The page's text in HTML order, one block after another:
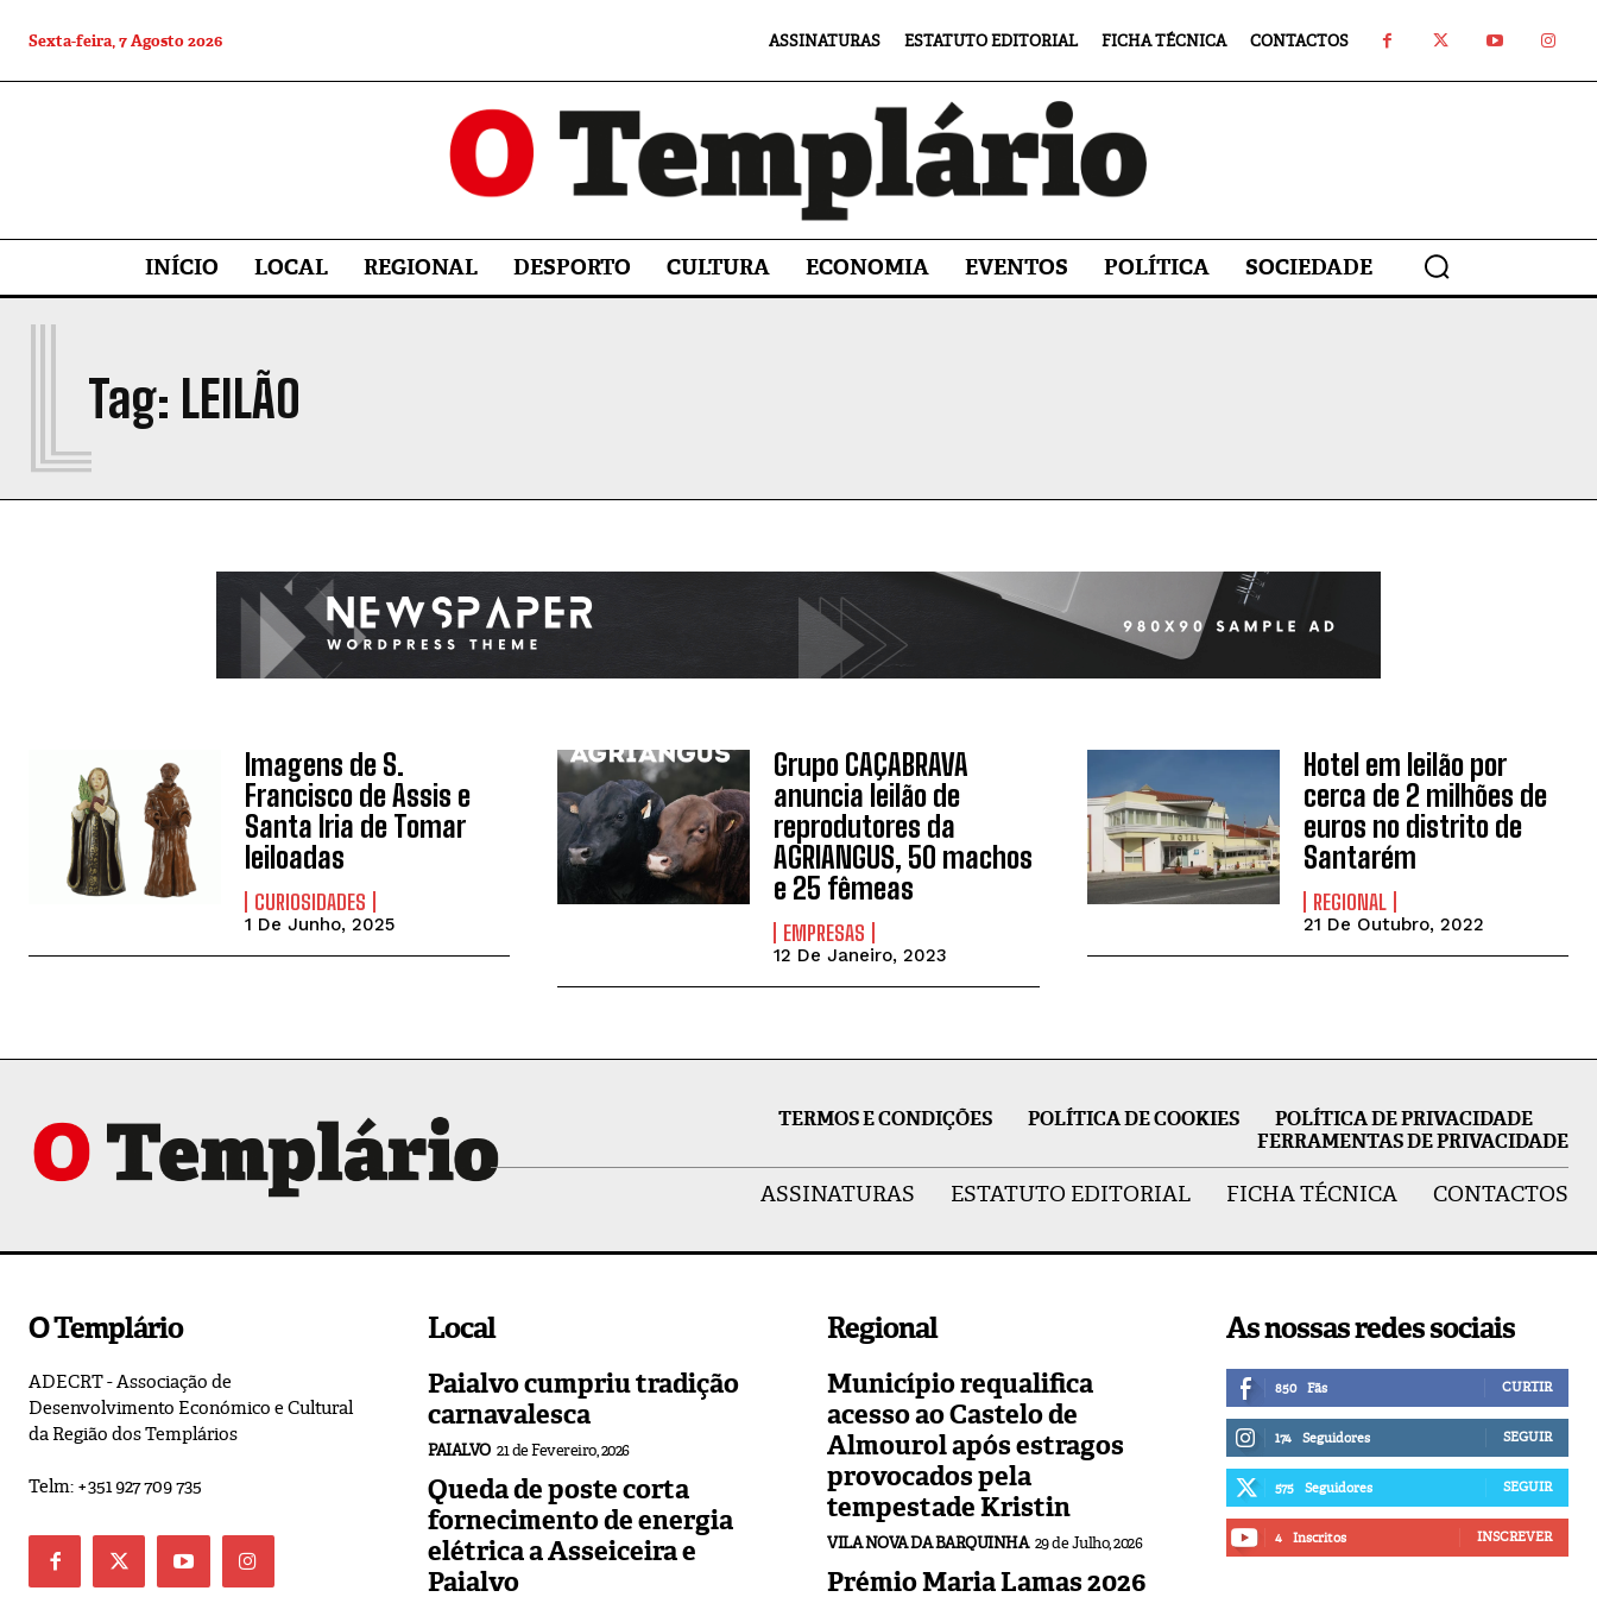
Sexta-feira, 7 Agosto 2026 ASSINATURAS ESTATUTO EDITORIAL FICHA TÉCNICA CONTACTOS
INÍCIO LOCAL REGIONAL DESPORTO CULTURA ECONOMIA EVENTOS POLÍTICA SOCIEDADE
Tag: LEILÃO
L
Imagens de S.
Francisco de Assis e
Santa Iria de Tomar
leiloadas
CURIOSIDADES
1 De Junho, 2025
Grupo CAÇABRAVA
anuncia leilão de
reprodutores da
AGRIANGUS, 50 machos
e 25 fêmeas
EMPRESAS
12 De Janeiro, 2023
Hotel em leilão por
cerca de 2 milhões de
euros no distrito de
Santarém
REGIONAL
21 De Outubro, 2022
TERMOS E CONDIÇÕES POLÍTICA DE COOKIES
POLÍTICA DE PRIVACIDADE
FERRAMENTAS DE PRIVACIDADE
ASSINATURAS ESTATUTO EDITORIAL FICHA TÉCNICA CONTACTOS
O Templário
ADECRT - Associação de
Desenvolvimento Económico e Cultural
da Região dos Templários
Telm: +351 927 709 735
Local
Paialvo cumpriu tradição
carnavalesca
PAIALVO 21 de Fevereiro, 2026
Queda de poste corta
fornecimento de energia
elétrica a Asseiceira e
Paialvo
Regional
Município requalifica
acesso ao Castelo de
Almourol após estragos
provocados pela
tempestade Kristin
VILA NOVA DA BARQUINHA 29 de Julho, 2026
Prémio Maria Lamas 2026
As nossas redes sociais
850 Fãs CURTIR
174 Seguidores SEGUIR
575 Seguidores SEGUIR
4 Inscritos INSCREVER